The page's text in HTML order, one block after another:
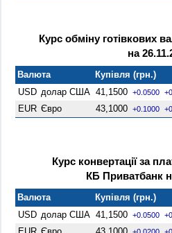
Курс обміну готівкових
на
Валюта Купівля (грн.)
USD долар США 41,1500 +0.0500
EUR Євро 43,1000 +0.1000
Курс конвертації за
КБ Приватбанк
Валюта Купівля (грн.)
USD долар США 41,1500 +0.0500
+0.0200